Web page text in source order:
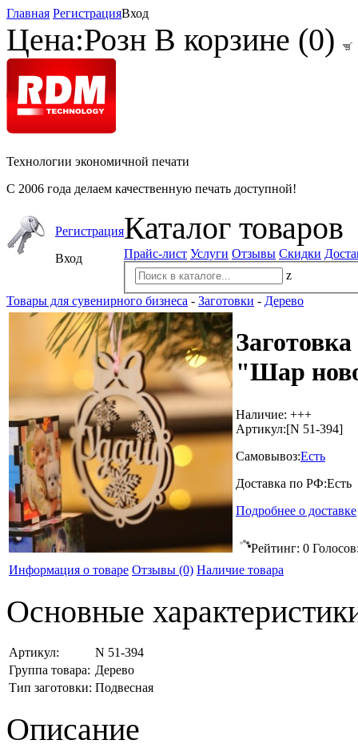
Главная РегистрацияВход
Цена:Розн В корзине (0)
Технологии экономичной печати
С 2006 года делаем качественную печать доступной!
Регистрация
Вход
Каталог товаров
Прайс-лист Услуги Отзывы Скидки
z
Товары для сувенирного бизнеса - Заготовки - Дерево
"Шар
Наличие: +++
Артикул:[N 51-394]
Самовывоз:Есть
Доставка по РФ:Есть
Подробнее о доставке
Рейтинг: 0
Информация о товаре Отзывы (0) Наличие товара
Основные
Артикул:
N 51-394
Группа товара: Дерево
Тип заготовки: Подвесная
Описание